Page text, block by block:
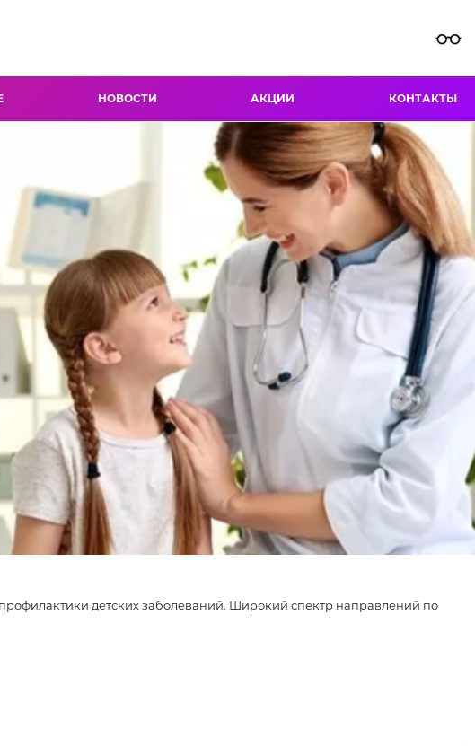
НОВОСТИ АКЦИИ КОНТАКТЫ
детских заболеваний. Широкий спектр направлений по